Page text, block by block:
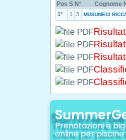
Pos S N° Cognome
1° 1 3 MUSUMECI
Prenotazioni e
online per piscine